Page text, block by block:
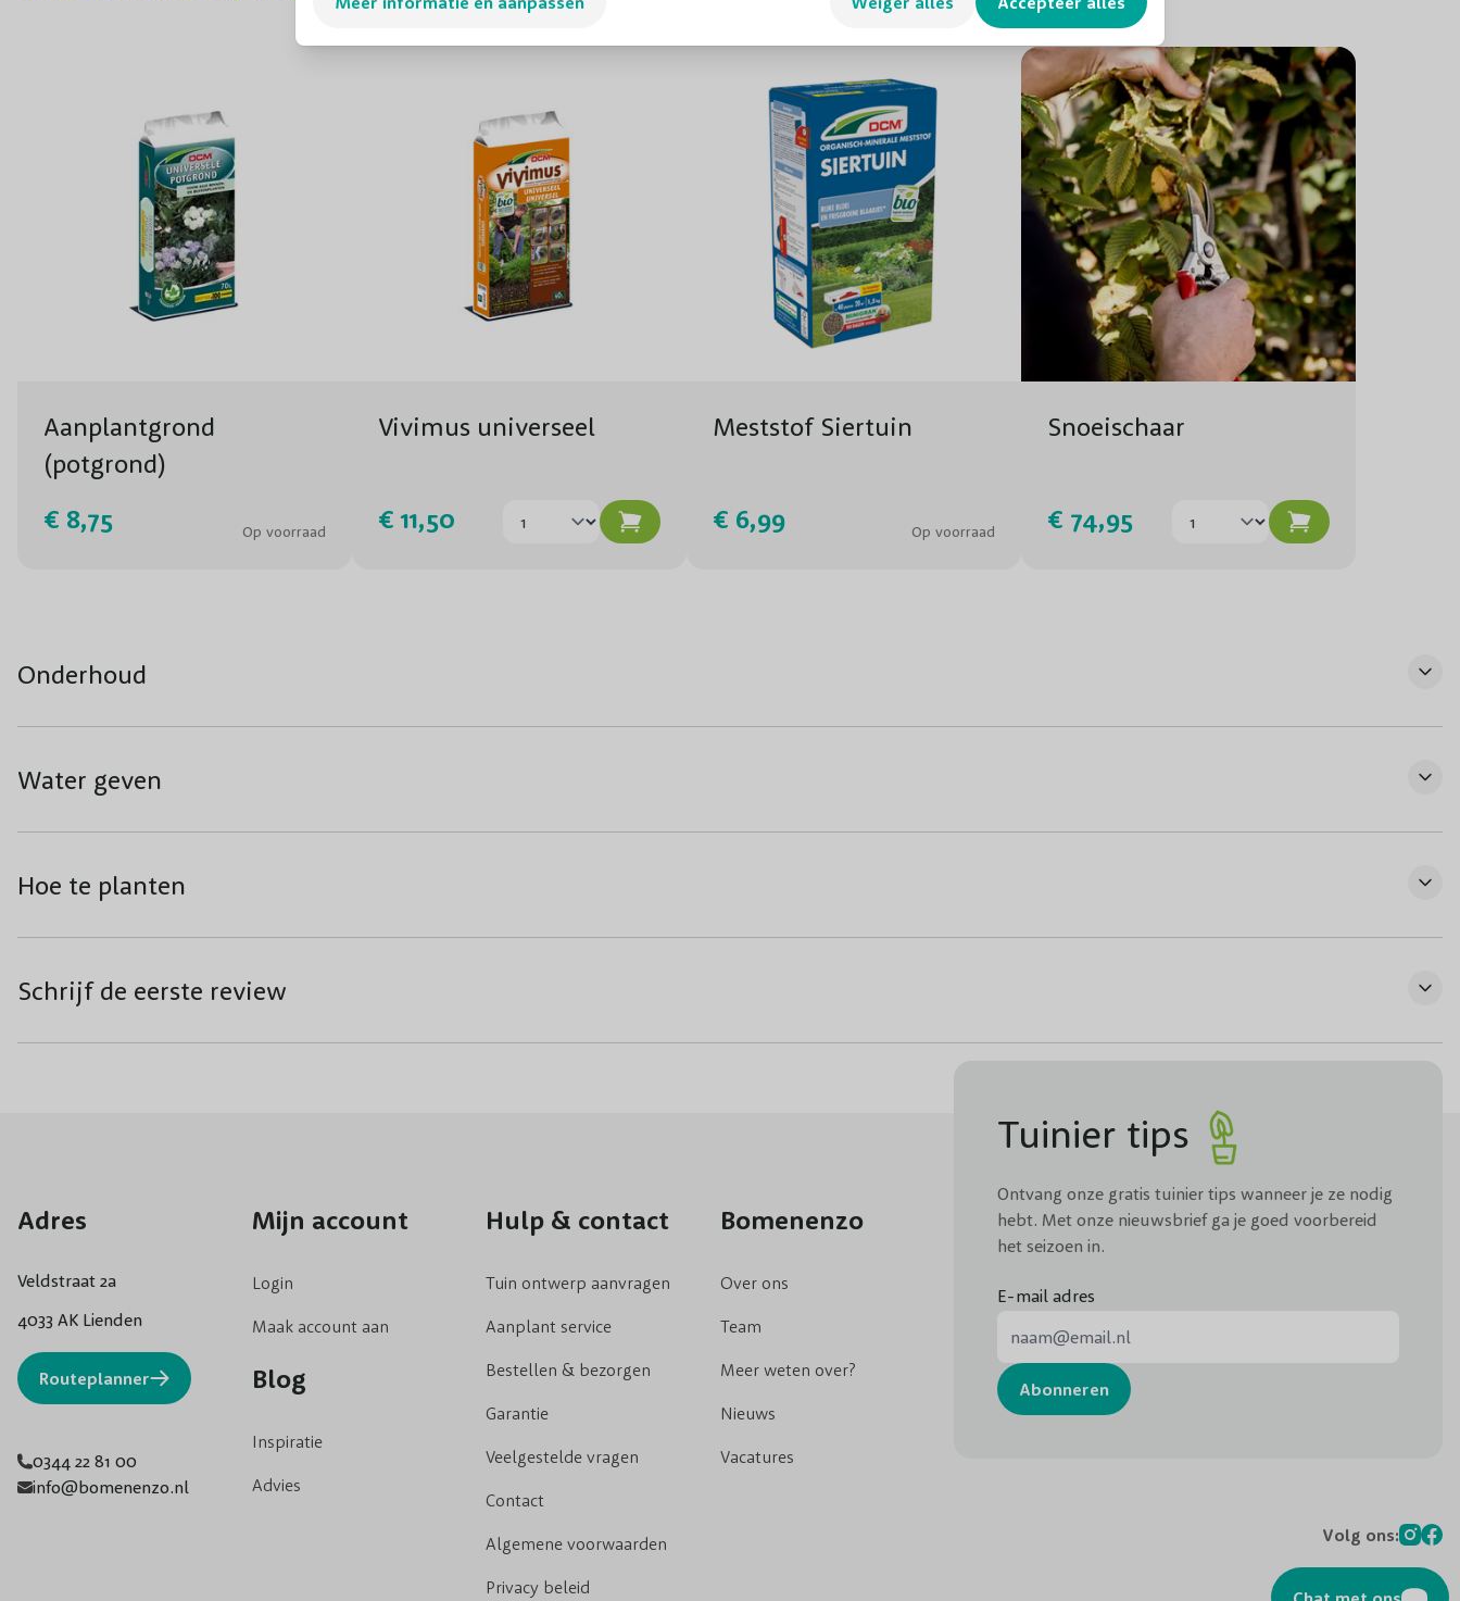
Goed
Planttijd Hele jaar door (Vermijd vorst)
Biodiversiteit Trekt vlinders en bijen aan
Aantal per m1 2-3
Aantal per m2 3-5
Aanplantgrond
(potgrond)
€ 8,75
Op voorraad
Vivimus universeel
€ 11,50
Meststof Siertuin
€ 6,99 Op voorraad
Snoeischaar
€ 74,95
Onderhoud
Water geven
Hoe te planten
Schrijf de eerste review
Adres
Veldstraat 2a
4033 AK Lienden
Routeplanner
0344 22 81 00
info@bomenenzo.nl
Mijn account
Login
Maak account aan
Blog
Inspiratie
Advies
Hulp & contact
Tuin ontwerp aanvragen
Aanplant service
Bestellen & bezorgen
Garantie
Veelgestelde vragen
Contact
Algemene voorwaarden
Privacy beleid
Bomenenzo
Over ons
Team
Meer weten over?
Nieuws
Vacatures
Tuinier tips
Ontvang onze gratis tuinier tips wanneer je ze nodig
hebt. Met onze nieuwsbrief ga je goed voorbereid
het seizoen in.
E-mail adres
Abonneren
Volg ons: